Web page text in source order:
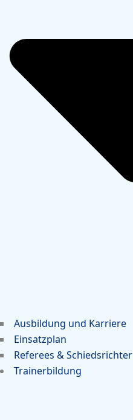
Ausbildung und Karriere
Einsatzplan
Referees & Schiedsrichter
Trainerbildung